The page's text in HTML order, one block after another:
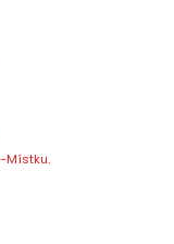
Místku.